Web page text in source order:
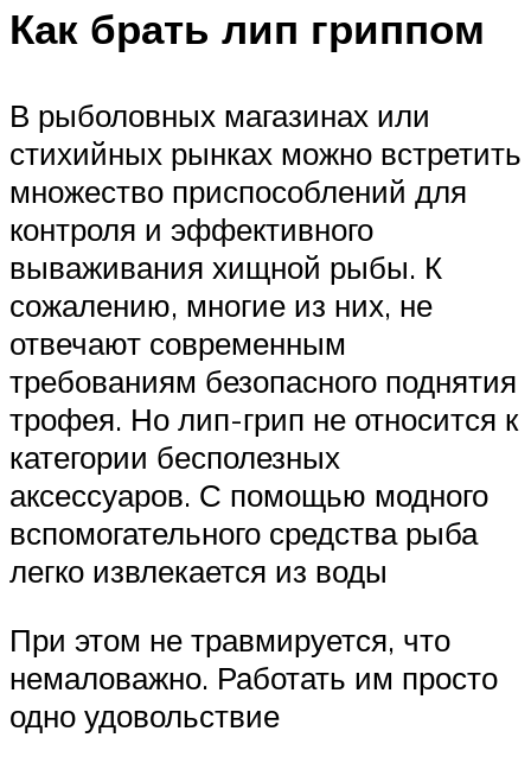
Как брать лип гриппом
В рыболовных магазинах или
стихийных рынках можно встретить
множество приспособлений для
контроля и эффективного
вываживания хищной рыбы. К
сожалению, многие из них, не
отвечают современным
требованиям безопасного поднятия
трофея. Но лип-грип не относится к
категории бесполезных
аксессуаров. С помощью модного
вспомогательного средства рыба
легко извлекается из воды
При этом не травмируется, что
немаловажно. Работать им просто
одно удовольствие